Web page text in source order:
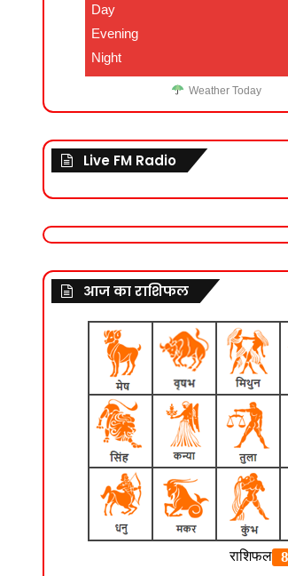
Day
Evening
Night
Weather Today
Live FM Radio
आज का राशिफल